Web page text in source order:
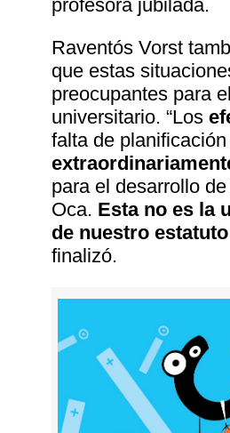
profesora jubilada.
Raventós Vorst
que estas
preocupantes para
universitario. “Los
falta de
para el desarrollo
Oca. Esta no es la
de nuestro
finalizó.